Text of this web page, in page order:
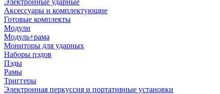
Электронные ударные
Аксессуары и комплектующие
Готовые комплекты
Модули
Модуль+рама
Мониторы для ударных
Наборы пэдов
Пэды
Рамы
Триггеры
Электронная перкуссия и портативные установки